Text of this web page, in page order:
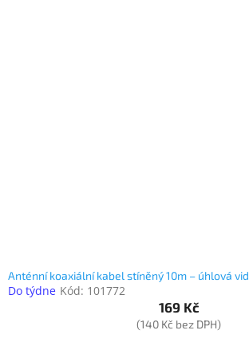
Anténní koaxiální kabel stíněný 10m – úhlová
Do týdne Kód: 101772
169 Kč
(140 Kč bez DPH)